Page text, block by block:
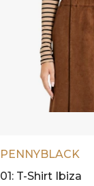
PENNYBLACK
01: T-Shirt Ibiza